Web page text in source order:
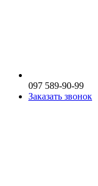
097 589-90-99
Заказать звонок